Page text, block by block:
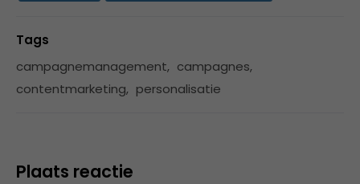
Tags
campagnemanagement, campagnes,
contentmarketing, personalisatie
Plaats reactie